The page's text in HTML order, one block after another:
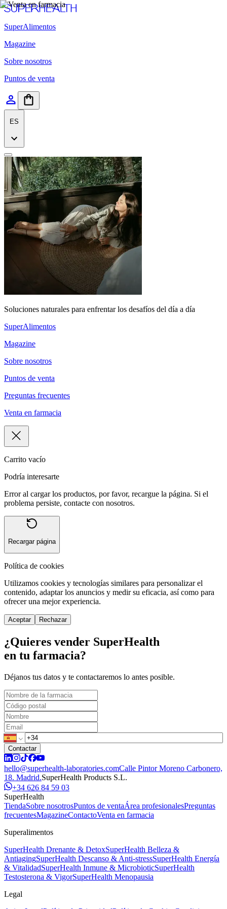
SuperAlimentos
Magazine
Sobre nosotros
Puntos de venta
ES
Soluciones naturales para enfrentar los desafíos del día a día
SuperAlimentos
Magazine
Sobre nosotros
Puntos de venta
Preguntas frecuentes
Venta en farmacia
Carrito vacío
Podría interesarte
Error al cargar los productos, por favor, recargue la página. Si el
problema persiste, contacte con nosotros.
Recargar página
Política de cookies
Utilizamos cookies y tecnologías similares para personalizar el
contenido, adaptar los anuncios y medir su eficacia, así como para
ofrecer una mejor experiencia.
Aceptar Rechazar
¿Quieres vender SuperHealth
en tu farmacia?
Déjanos tus datos y te contactaremos lo antes posible.
Contactar
hello@superhealth-laboratories.comCalle Pintor Moreno Carbonero,
18. Madrid.SuperHealth Products S.L.
+34 626 84 59 03
SuperHealth
TiendaSobre nosotrosPuntos de ventaÁrea profesionalesPreguntas
frecuentesMagazineContactoVenta en farmacia
Superalimentos
SuperHealth Drenante & DetoxSuperHealth Belleza &
AntiagingSuperHealth Descanso & Anti-stressSuperHealth Energía
& VitalidadSuperHealth Inmune & MicrobioticSuperHealth
Testosterona & VigorSuperHealth Menopausia
Legal